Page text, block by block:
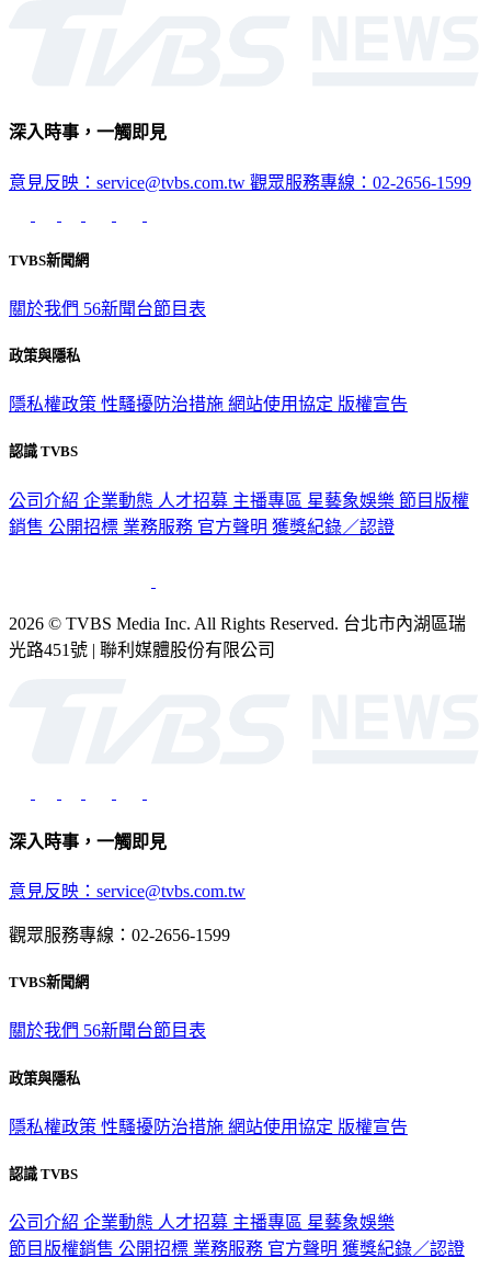
深入時事，一觸即見
意見反映：service@tvbs.com.tw 觀眾服務專線：02-2656-1599
TVBS新聞網
關於我們 56新聞台節目表
政策與隱私
隱私權政策 性騷擾防治措施 網站使用協定 版權宣告
認識 TVBS
公司介紹 企業動態 人才招募 主播專區 星藝象娛樂 節目版權
銷售 公開招標 業務服務 官方聲明 獲獎紀錄／認證
2026 © TVBS Media Inc. All Rights Reserved. 台北市內湖區瑞
光路451號 | 聯利媒體股份有限公司
深入時事，一觸即見
意見反映：service@tvbs.com.tw
觀眾服務專線：02-2656-1599
TVBS新聞網
關於我們 56新聞台節目表
政策與隱私
隱私權政策 性騷擾防治措施 網站使用協定 版權宣告
認識 TVBS
公司介紹 企業動態 人才招募 主播專區 星藝象娛樂
節目版權銷售 公開招標 業務服務 官方聲明 獲獎紀錄／認證